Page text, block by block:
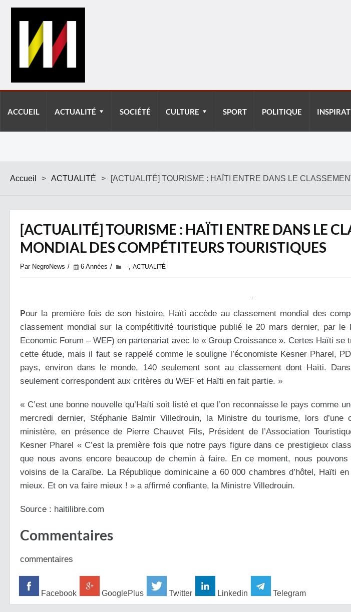
ACCUEIL ACTUALITÉ SOCIÉTÉ CULTURE SPORT POLITIQUE
Accueil > ACTUALITÉ > [ACTUALITÉ] TOURISME : HAÏTI ENTRE DANS LE
[ACTUALITÉ] TOURISME : HAÏTI ENTRE DANS LE
MONDIAL DES COMPÉTITEURS TOURISTIQUES
Par NegroNews 6 Années -, ACTUALITÉ
Pour la première fois de son histoire, Haïti accède au classement mondial des
classement mondial sur la compétitivité touristique publié le 20 mars dernier, par le
Economic Forum – WEF) en partenariat avec le « Group Croissance ». Certes Haïti se
cette étude, mais il faut se rappelé comme le souligne l’économiste Kesner Pharel,
pays, environ dans le monde, 140 seulement sont au classement dont Haïti.
seulement correspondent aux critères du WEF et Haïti en fait partie. »
« C’est une bonne nouvelle qu’Haïti soit listé et que l’on reconnaisse le pays comme
mercredi dernier, Stéphanie Balmir Villedrouin, la Ministre du tourisme, lors
ministère, en présence de Pierre Chauvet Fils, Président de l’Association
Kesner Pharel « C’est la première fois que notre pays figure dans ce prestigieux
que nous avons encore beaucoup de chemin à faire. En ce moment, nous
voisins de la Caraïbe. La République dominicaine a 60 000 chambres d’hôtel, Haïti
mieux. Et on va faire mieux ! » a affirmé confiante, la Ministre Villedrouin.
Source : haitilibre.com
Commentaires
commentaires
Facebook GooglePlus Twitter Linkedin Telegram